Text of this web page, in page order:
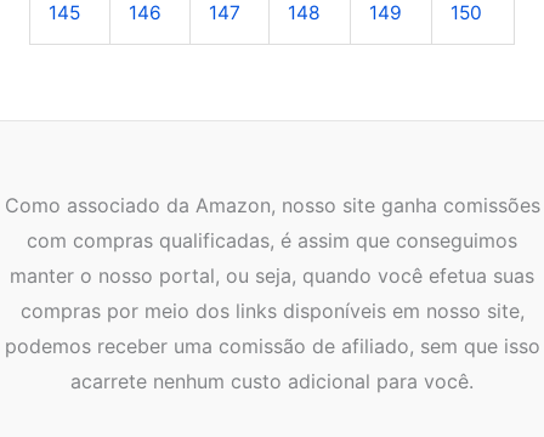
145 146 147 148 149 150
Como associado da Amazon, nosso site ganha comissões
com compras qualificadas, é assim que conseguimos
manter o nosso portal, ou seja, quando você efetua suas
compras por meio dos links disponíveis em nosso site,
podemos receber uma comissão de afiliado, sem que isso
acarrete nenhum custo adicional para você.